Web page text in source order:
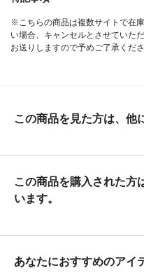
※こちらの商品は複数サイトで在
い場合、キャンセルとさせていた
お送りしますので予めご了承くださ
この商品を見た方は、他
この商品を購入された方
います。
あなたにおすすめのアイ